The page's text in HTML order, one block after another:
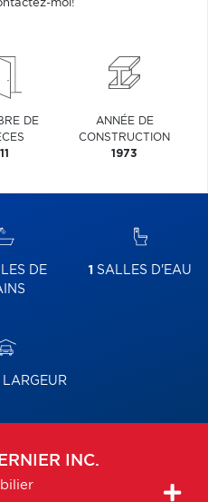
moi!
DE
11
ANNÉE DE
CONSTRUCTION
1973
DE
1 SALLES D'EAU
LARGEUR
INC.